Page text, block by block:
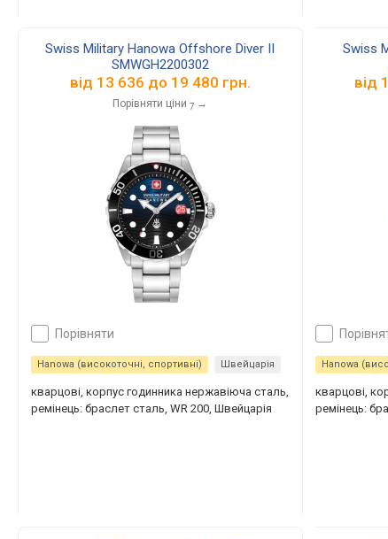
Swiss Military Hanowa Offshore Diver II
SMWGH2200302
від 13 636 до 19 480 грн.
Порівняти ціни 7 →
порівняти
Hanowa (високоточні, спортивні) Швейцарія
кварцові, корпус годинника нержавіюча сталь,
ремінець: браслет сталь, WR 200, Швейцарія
Swiss
від
Hanowa
кварцові,
ремінець: